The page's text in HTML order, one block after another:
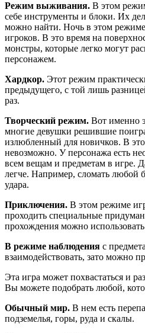
Режим выживания. В этом
себе инструменты и блоки. Их
можно найти. Ночь в этом
игроков. В это время на
монстры, которые легко могут
персонажем.
Хардкор. Этот режим
предыдущего, с той лишь
раз.
Творческий режим. Вот именно
многие девушки решившие
излюбленный для новичков. В
невозможно. У персонажа есть
всем вещам и предметам в игре.
легче. Например, сломать любой
удара.
Приключения. В этом режиме
проходить специальные
прохождения можно
В режиме наблюдения с
взаимодействовать, зато можно
Эта игра может похвастаться и
Вы можете подобрать любой,
Обычный мир. В нем есть
подземелья, горы, руда и скалы.